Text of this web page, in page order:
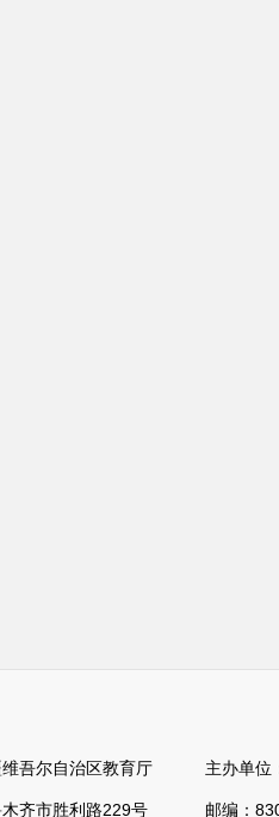
维吾尔自治区教育厅 主办单位
齐市胜利路229号 邮编：